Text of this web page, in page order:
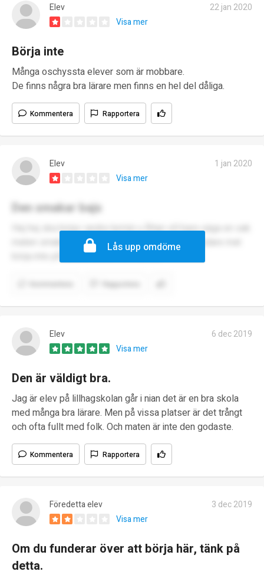
Elev
22 jan 2020
Visa mer
Börja inte
Många oschyssta elever som är mobbare.
De finns några bra lärare men finns en hel del dåliga.
Kommentera Rapportera
Elev
1 jan 2020
Visa mer
Den smakar bajs
Hej hej ska börja i andra termin u åttan vill bara säga en sak
maten smakar skit till och med min farsa gör godare mat
börja inte på denna skola mvh Alfred
Lås upp omdöme
Elev
6 dec 2019
Visa mer
Den är väldigt bra.
Jag är elev på lillhagskolan går i nian det är en bra skola
med många bra lärare. Men på vissa platser är det trångt
och ofta fullt med folk. Och maten är inte den godaste.
Kommentera Rapportera
Föredetta elev
3 dec 2019
Visa mer
Om du funderar över att börja här, tänk på
detta.